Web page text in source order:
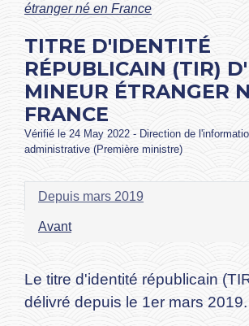
étranger né en France
TITRE D'IDENTITÉ
RÉPUBLICAIN (TIR)
MINEUR ÉTRANGER
FRANCE
Vérifié le 24 May 2022 - Direction de
administrative (Première ministre)
Depuis mars 2019
Avant
Le titre d'identité républicain
délivré depuis le 1er mars 2019.